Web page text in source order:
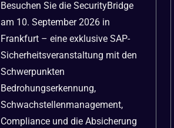
Besuchen Sie die SecurityBridge
am 10. September 2026 in
Frankfurt – eine exklusive SAP-
Sicherheitsveranstaltung mit den
Schwerpunkten
Bedrohungserkennung,
Schwachstellenmanagement,
Compliance und die Absicherung